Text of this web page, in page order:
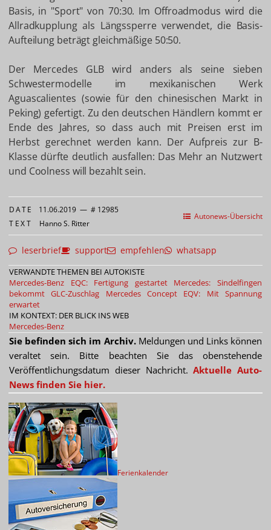
Basis, in "Sport" von 70:30. Im Offroadmodus wird die
Allradkupplung als Längssperre verwendet, die Basis-
Aufteilung beträgt gleichmäßige 50:50.
Der Mercedes GLB wird anders als seine sieben
Schwestermodelle im mexikanischen Werk
Aguascalientes (sowie für den chinesischen Markt in
Peking) gefertigt. Zu den deutschen Händlern kommt er
Ende des Jahres, so dass auch mit Preisen erst im
Herbst gerechnet werden kann. Der Aufpreis zur B-
Klasse dürfte deutlich ausfallen: Das Mehr an Nutzwert
und Coolness will bezahlt sein.
Autonews-Übersicht
DATE 11.06.2019 — # 12985
TEXT Hanno S. Ritter
leserbrief support empfehlen whatsapp
VERWANDTE THEMEN BEI AUTOKISTE
Mercedes-Benz EQC: Fertigung gestartet
Mercedes: Sindelfingen
bekommt GLC-Zuschlag
Mercedes Concept EQV: Mit Spannung
erwartet
IM KONTEXT: DER BLICK INS WEB
Mercedes-Benz
Sie befinden sich im Archiv.Meldungen und Links können
veraltet sein. Bitte beachten Sie das obenstehende
Veröffentlichungsdatum dieser Nachricht.Aktuelle Auto-
News finden Sie hier.
Ferienkalender